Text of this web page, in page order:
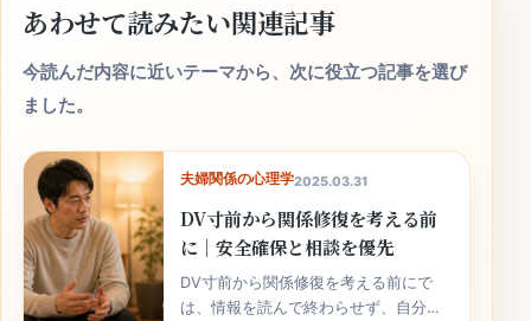
あわせて読みたい関連記事
今読んだ内容に近いテーマから、次に役立つ記事を選び
ました。
夫婦関係の心理学2025.03.31
DV寸前から関係修復を考える前
に｜安全確保と相談を優先
DV寸前から関係修復を考える前にで
は、情報を読んで終わらせず、自分の